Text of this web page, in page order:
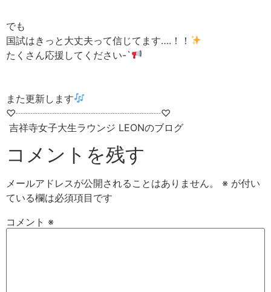
でも
国試はきっと大丈夫って信じてます….！！
たくさん応援してください-`
また更新します
♡┈┈┈┈┈┈┈┈┈┈┈┈┈┈┈♡
吉祥寺女子大生ラウンジ LEONのブログ
コメントを残す
メールアドレスが公開されることはありません。 ※ が付い
ている欄は必須項目です
コメント ※